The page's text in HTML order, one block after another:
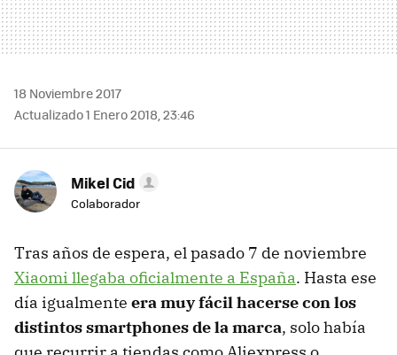
18 Noviembre 2017
Actualizado 1 Enero 2018, 23:46
Mikel Cid
Colaborador
Tras años de espera, el pasado 7 de noviembre
Xiaomi llegaba oficialmente a España. Hasta ese
día igualmente era muy fácil hacerse con los
distintos smartphones de la marca, solo había